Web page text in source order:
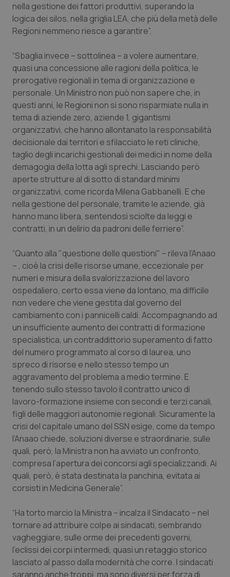
Sardegna
Sicilia
Toscana
Umbria
Valle D’Aosta
Veneto
Malattia di Crohn & Rettocolite Ulcerosa
Neuroscienze & patologie neurodegenerative
Obesità
Oftalmologia
Oncodermatologia
Oncoematologia
Oncologia & Nutrizione
Psoriasi & pelle
Quotidiano Cardiologia
Quotidiano Chirurgia
Quotidiano Oncologia
Quotidiano Pediatria
Rene & patologie urogenitali
Salute orale & impianti
Sangue & coagulazione
Tiroide
Tumore al seno
Tumore ovarico
Tumori del Polmone & Testa Collo
Tumori gastrointestinali
Ulcera & Reflusso
Vaccini
nella gestione dei fattori produttivi, superando la
logica dei silos, nella griglia LEA, che più della metà delle
Regioni nemmeno riesce a garantire”.
“Sbaglia invece – sottolinea – a volere aumentare,
quasi una concessione alle ragioni della politica, le
prerogative regionali in tema di organizzazione e
personale. Un Ministro non può non sapere che, in
questi anni, le Regioni non si sono risparmiate nulla in
tema di aziende zero, aziende 1, gigantismi
organizzativi, che hanno allontanato la responsabilità
decisionale dai territori e sfilacciato le reti cliniche,
taglio degli incarichi gestionali dei medici in nome della
demagogia della lotta agli sprechi. Lasciando però
aperte strutture al di sotto di standard minimi
organizzativi, come ricorda Milena Gabbanelli. E che
nella gestione del personale, tramite le aziende, già
hanno mano libera, sentendosi sciolte da leggi e
contratti, in un delirio da padroni delle ferriere”.
“Quanto alla "questione delle questioni" – rileva l’Anaao
– , cioè la crisi delle risorse umane, eccezionale per
numeri e misura della svalorizzazione del lavoro
ospedaliero, certo essa viene da lontano, ma difficile
non vedere che viene gestita dal governo del
cambiamento con i pannicelli caldi. Accompagnando ad
un insufficiente aumento dei contratti di formazione
specialistica, un contraddittorio superamento di fatto
del numero programmato al corso di laurea, uno
spreco di risorse e nello stesso tempo un
aggravamento del problema a medio termine. E
tenendo sullo stesso tavolo il contratto unico di
lavoro-formazione insieme con secondi e terzi canali,
figli delle maggiori autonomie regionali. Sicuramente la
crisi del capitale umano del SSN esige, come da tempo
l’Anaao chiede, soluzioni diverse e straordinarie, sulle
quali, però, la Ministra non ha avviato un confronto,
compresa l’apertura dei concorsi agli specializzandi. Ai
quali, però, è stata destinata la panchina, evitata ai
corsisti in Medicina Generale”.
“Ha torto marcio la Ministra – incalza il Sindacato – nel
tornare ad attribuire colpe ai sindacati, sembrando
vagheggiare, sulle orme dei precedenti governi,
l’eclissi dei corpi intermedi, quasi un retaggio storico
lasciato al passo dalla modernità che corre. I sindacati
saranno anche troppi, ma sono diversi per forza di